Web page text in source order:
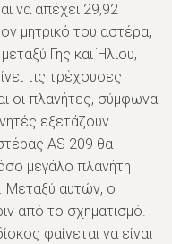
να απέχει 29,92
μητρικό του αστέρα,
Γης και Ήλιου,
τις τρέχουσες
οι πλανήτες, σύμφωνα
εξετάζουν
AS 209 θα
μεγάλο πλανήτη
Μεταξύ αυτών, ο
από το σχηματισμό.
φαίνεται να είναι